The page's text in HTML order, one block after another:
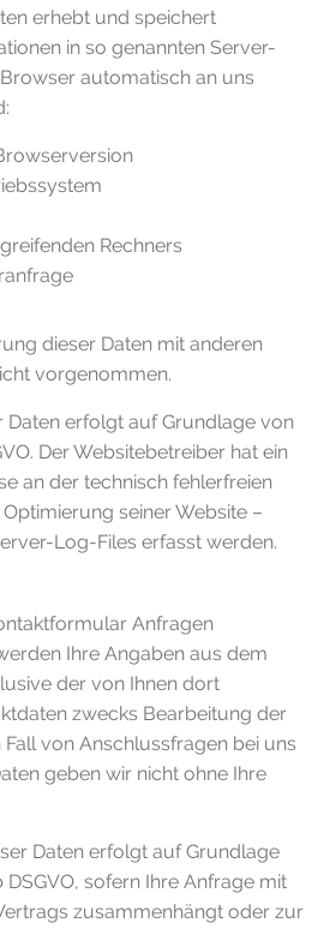
erhebt und speichert
in so genannten Server-
automatisch an uns
Rechners
dieser Daten mit anderen
vorgenommen.
Daten erfolgt auf Grundlage von
Der Websitebetreiber hat ein
an der technisch fehlerfreien
seiner Website –
Log-Files erfasst werden.
Anfragen
Ihre Angaben aus dem
der von Ihnen dort
zwecks Bearbeitung der
von Anschlussfragen bei uns
geben wir nicht ohne Ihre
Daten erfolgt auf Grundlage
DSGVO, sofern Ihre Anfrage mit
zusammenhängt oder zur